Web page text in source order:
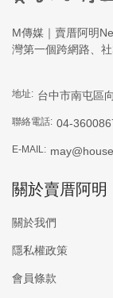
M傳媒｜賣厝阿明
灣第一個跨網路、
地址: 台中市南屯區
聯絡電話: 04-
E-MAIL:
關於賣厝阿明
關於我們
隱私權政策
會員條款